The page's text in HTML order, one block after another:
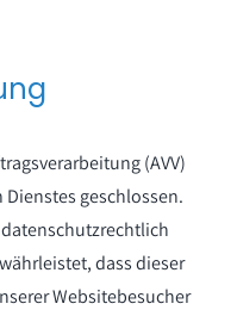
(AVV)
geschlossen.
dass dieser
Websitebesucher